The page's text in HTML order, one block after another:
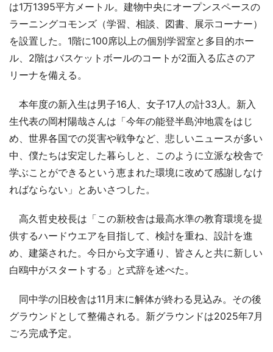
は1万1395平方メートル。建物中央にオープンスペースの
ラーニングコモンズ（学習、相談、図書、展示コーナー）
を設置した。1階に100席以上の個別学習室と多目的ホー
ル、2階はバスケットボールのコートが2面入る広さのア
リーナを備える。
本年度の新入生は男子16人、女子17人の計33人。新入
生代表の岡村陽哉さんは「今年の能登半島沖地震をはじ
め、世界各国での災害や戦争など、悲しいニュースが多い
中、僕たちは安定した暮らしと、このように立派な校舎で
学ぶことができるという恵まれた環境に改めて感謝しなけ
ればならない」とあいさつした。
高久哲史校長は「この新校舎は最高水準の教育環境を提
供するハードウエアを目指して、検討を重ね、設計を進
め、建築された。今日から文字通り、皆さんと共に新しい
白鴎中がスタートする」と式辞を述べた。
同中学の旧校舎は11月末に解体が終わる見込み。その後
グラウンドとして整備される。新グラウンドは2025年7月
ごろ完成予定。